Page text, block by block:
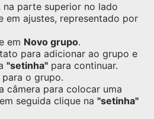
na parte superior no lado
em ajustes, representado por
em Novo grupo.
para adicionar ao grupo e
"setinha" para continuar.
para o grupo.
câmera para colocar uma
seguida clique na "setinha"